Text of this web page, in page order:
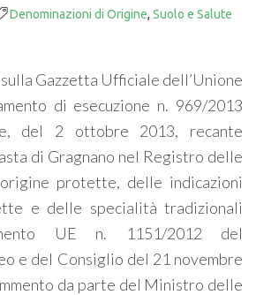
Denominazioni di Origine, Suolo e Salute
Gazzetta Ufficiale dell’Unione
di esecuzione n. 969/2013
del 2 ottobre 2013, recante
di Gragnano nel Registro delle
protette, delle indicazioni
e delle specialità tradizionali
UE n. 1151/2012 del
e del Consiglio del 21 novembre
da parte del Ministro delle